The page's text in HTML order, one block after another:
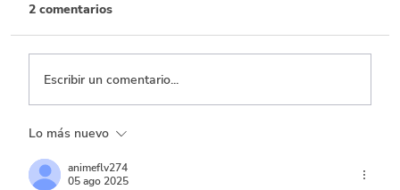
los sectores con mayor inversión
2 comentarios
Escribir un comentario...
Lo más nuevo
animeflv274
05 ago 2025